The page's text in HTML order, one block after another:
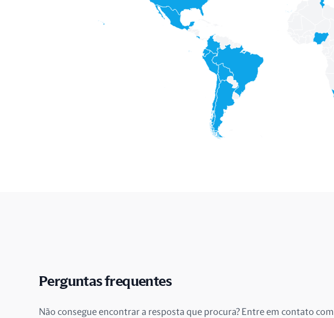
Perguntas frequentes
Não consegue encontrar a resposta que procura? Entre em contato com